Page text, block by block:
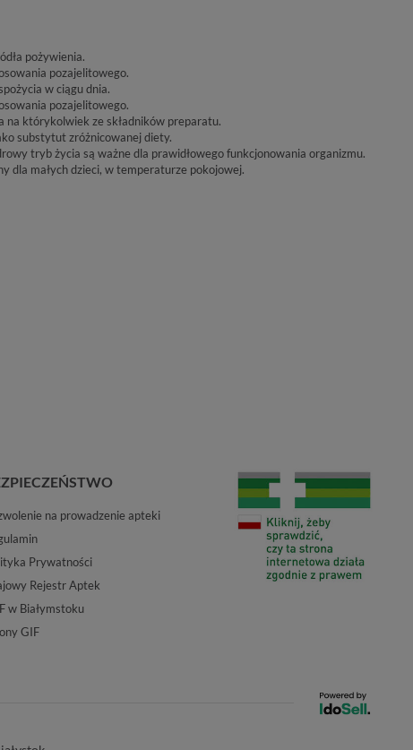
pożywienia.
pozajelitowego.
w ciągu dnia.
pozajelitowego.
na którykolwiek ze składników preparatu.
substytut zróżnicowanej diety.
tryb życia są ważne dla prawidłowego funkcjonowania organizmu.
dla małych dzieci, w temperaturze pokojowej.
na prowadzenie apteki
Prywatności
Rejestr Aptek
w Białymstoku
GIF